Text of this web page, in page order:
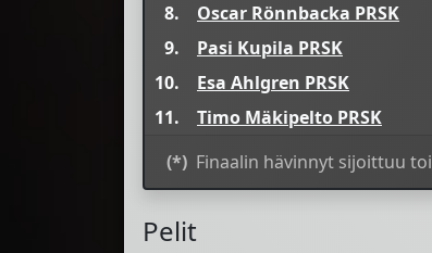
8.
Oscar Rönnbacka PRSK
9.
Pasi Kupila PRSK
10.
Esa Ahlgren PRSK
11.
Timo Mäkipelto PRSK
(*) Finaalin hävinnyt sijoittuu
Pelit